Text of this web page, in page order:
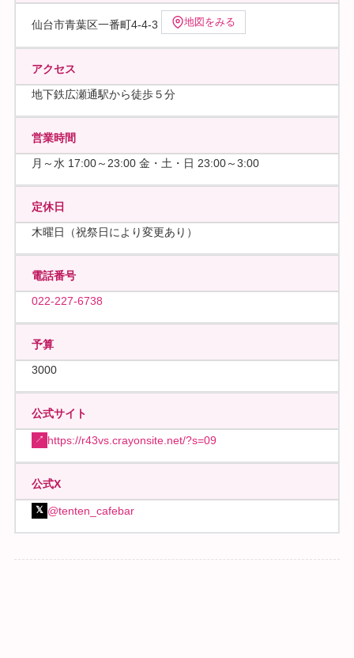
仙台市青葉区一番町4-4-3 地図をみる
アクセス
地下鉄広瀬通駅から徒歩５分
営業時間
月～水 17:00～23:00 金・土・日 23:00～3:00
定休日
木曜日（祝祭日により変更あり）
電話番号
022-227-6738
予算
3000
公式サイト
↗ https://r43vs.crayonsite.net/?s=09
公式X
𝕏 @tenten_cafebar